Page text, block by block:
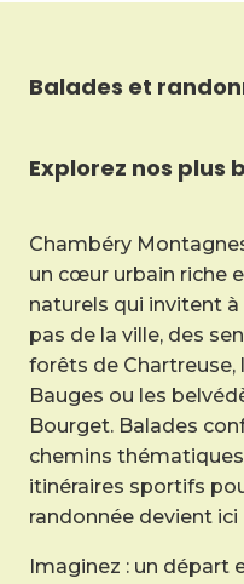
Balades et
Explorez nos plus
Chambéry
un cœur urbain riche
naturels qui invitent
pas de la ville, des
forêts de Chartreuse,
Bauges ou les
Bourget. Balades
chemins
itinéraires sportifs
randonnée devient
Imaginez : un départ